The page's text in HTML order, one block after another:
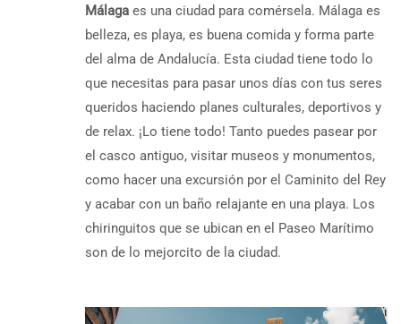
Málaga es una ciudad para comérsela. Málaga es
belleza, es playa, es buena comida y forma parte
del alma de Andalucía. Esta ciudad tiene todo lo
que necesitas para pasar unos días con tus seres
queridos haciendo planes culturales, deportivos y
de relax. ¡Lo tiene todo! Tanto puedes pasear por
el casco antiguo, visitar museos y monumentos,
como hacer una excursión por el Caminito del Rey
y acabar con un baño relajante en una playa. Los
chiringuitos que se ubican en el Paseo Marítimo
son de lo mejorcito de la ciudad.